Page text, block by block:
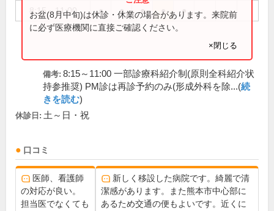
8:15～11:00 ● ● ● ● ●
お盆(8月中旬)は休診・休業の場合があります。来院前
に必ず医療機関に直接ご確認ください。
×閉じる
備考: 8:15～11:00 一部診療科紹介制(原則全科紹介状
持参推奨) PM診は再診予約のみ(形成外科を除...(続
きを読む)
休診日: 土～日・祝
口コミ
医師、看護師
の対応が良い。
担当医でなくても
新しく移設した病院です。綺麗で清
潔感があります。また熊本市中心部に
あるため交通の便もよいです。近くに